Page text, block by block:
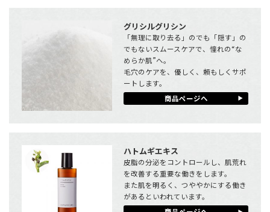
グリシルグリシン
「無理に取り去る」のでも「隠す」の
でもないスムースケアで、憧れの“な
めらか肌”へ。
毛穴のケアを、優しく、頼もしくサポ
ートします。
商品ページへ
ハトムギエキス
皮脂の分泌をコントロールし、肌荒れ
を改善する重要な働きをします。
また肌を明るく、つややかにする働き
があるといわれています。